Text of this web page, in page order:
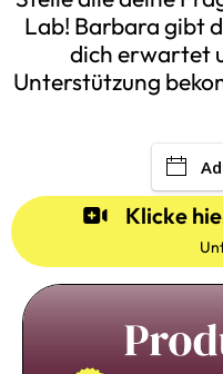
Lab! Barbara gibt
dich erwartet
Unterstützung
Klicke